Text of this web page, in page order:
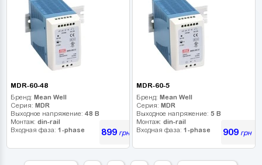
MDR-60-48
Бренд: Mean Well
Серия: MDR
Выходное напряжение: 48 В
Монтаж: din-rail
Входная фаза: 1-phase 899грн
MDR-60-5
Бренд: Mean Well
Серия: MDR
Выходное напряжение: 5 В
Монтаж: din-rail
Входная фаза: 1-phase 909грн